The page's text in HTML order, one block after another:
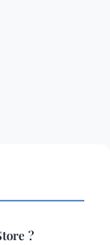
?